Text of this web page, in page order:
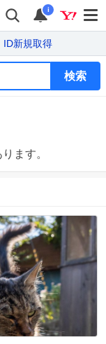
i
ID新規取得
検索
ます。